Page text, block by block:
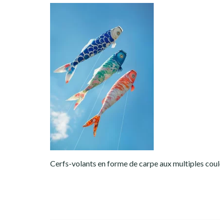
Cerfs-volants en forme de carpe aux multiples